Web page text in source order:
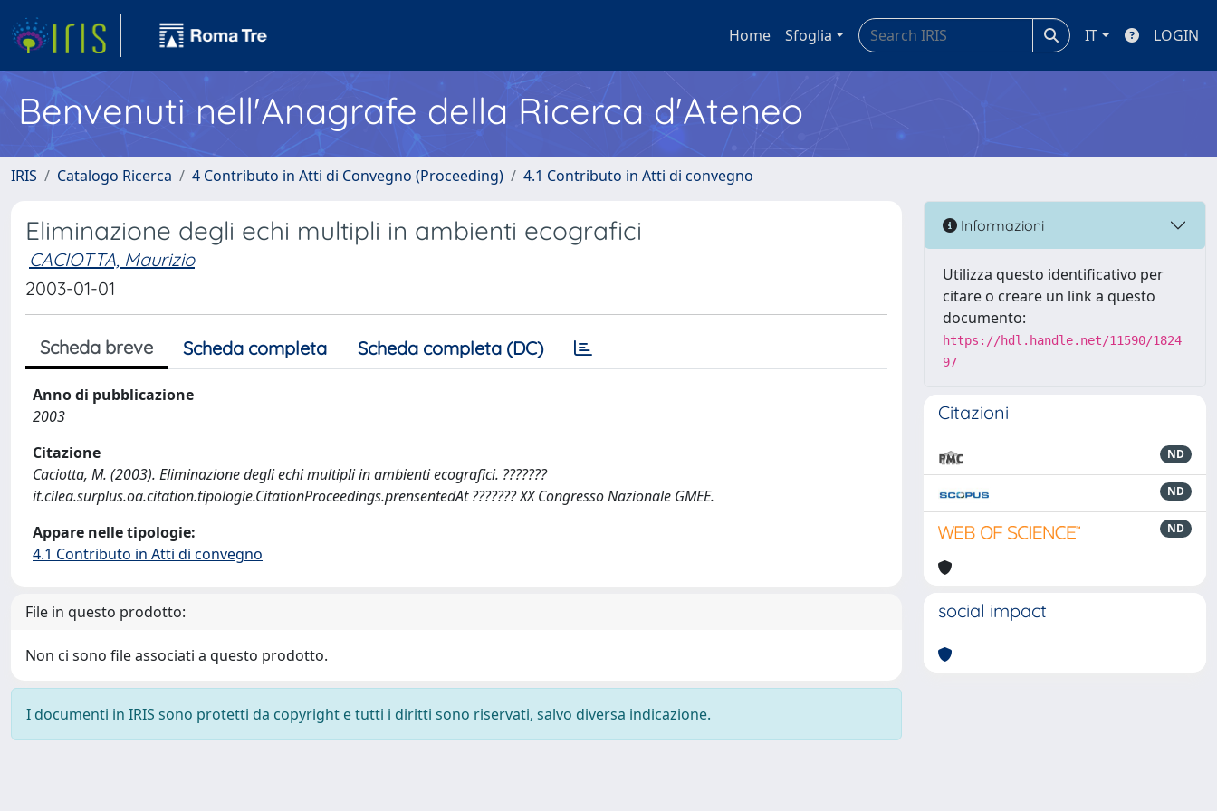
Home Sfoglia IT LOGIN
Benvenuti nell'Anagrafe della Ricerca d'Ateneo
IRIS Catalogo Ricerca 4 Contributo in Atti di Convegno (Proceeding) 4.1 Contributo in Atti di convegno
Eliminazione degli echi multipli in ambienti ecografici
CACIOTTA, Maurizio
2003-01-01
Scheda breve Scheda completa Scheda completa (DC)
Anno di pubblicazione
2003
Citazione
Caciotta, M. (2003). Eliminazione degli echi multipli in ambienti ecografici. ???????
it.cilea.surplus.oa.citation.tipologie.CitationProceedings.prensentedAt ??????? XX Congresso Nazionale GMEE.
Appare nelle tipologie:
4.1 Contributo in Atti di convegno
File in questo prodotto:
Non ci sono file associati a questo prodotto.
I documenti in IRIS sono protetti da copyright e tutti i diritti sono riservati, salvo diversa indicazione.
Informazioni
Utilizza questo identificativo per
citare o creare un link a questo
documento:
https://hdl.handle.net/11590/1824
97
Citazioni
ND
ND
ND
social impact